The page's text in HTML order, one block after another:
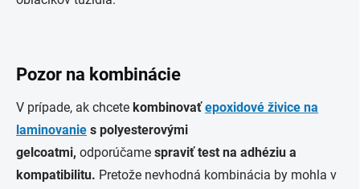
Pozor na kombinácie
V prípade, ak chcete kombinovaťepoxidové živice na
laminovanie s polyesterovými
gelcoatmi, odporúčame spraviť test na adhéziu a
kompatibilitu. Pretože nevhodná kombinácia by mohla v